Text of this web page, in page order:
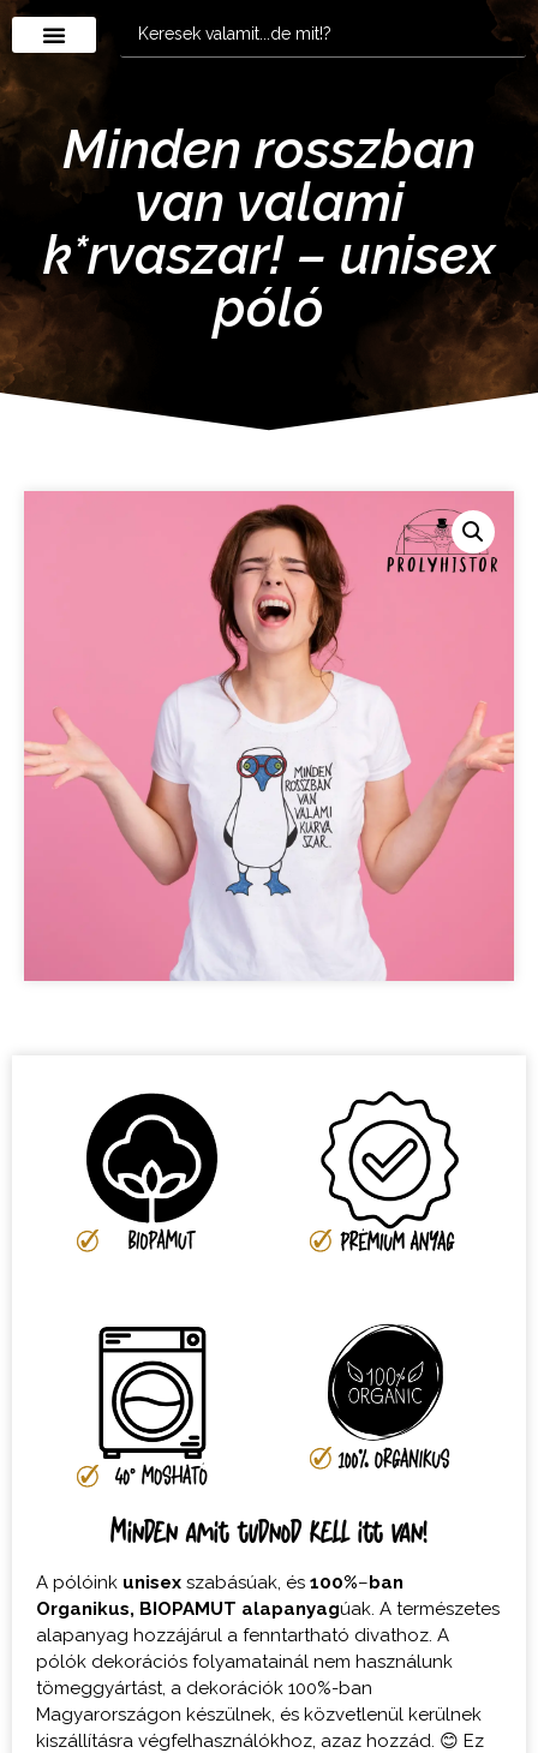
Minden rosszban
van valami
k*rvaszar! – unisex
póló
Minden amit tudnod kell itt van!
A pólóink unisex szabásúak, és 100%–ban
Organikus, BIOPAMUT alapanyagúak. A természetes
alapanyag hozzájárul a fenntartható divathoz. A
pólók dekorációs folyamatainál nem használunk
tömeggyártást, a dekorációk 100%-ban
Magyarországon készülnek, és közvetlenül kerülnek
kiszállításra végfelhasználókhoz, azaz hozzád. 😊 Ez